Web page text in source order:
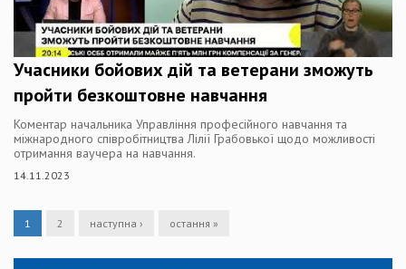
Учасники бойових дій та ветерани зможуть
пройти безкоштовне навчання
Коментар начальника Управління професійного навчання та
міжнародного співробітництва Лілії Грабовької щодо можливості
отримання ваучера на навчання.
14.11.2023
1 2 наступна › остання »